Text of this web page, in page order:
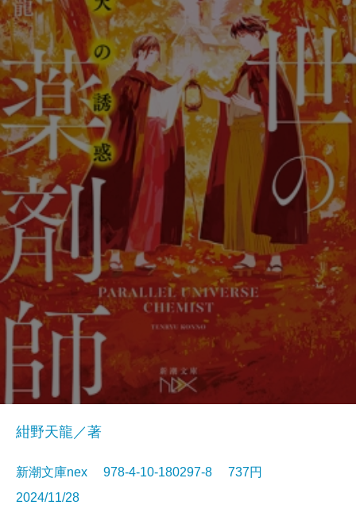
紺野天龍／著
新潮文庫nex 978-4-10-180297-8 737円
2024/11/28